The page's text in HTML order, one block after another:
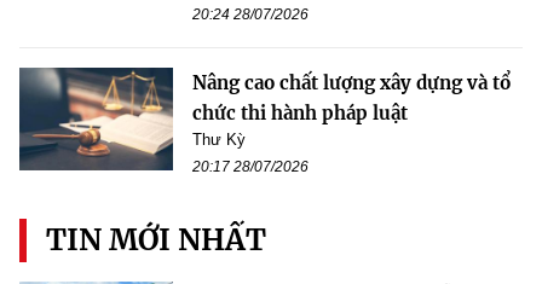
20:24 28/07/2026
Nâng cao chất lượng xây dựng và tổ
chức thi hành pháp luật
Thư Kỳ
20:17 28/07/2026
TIN MỚI NHẤT